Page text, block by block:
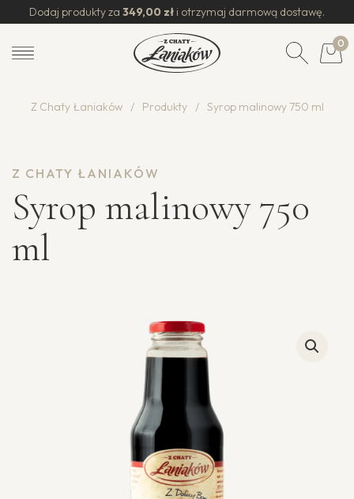
Dodaj produkty za 349,00 zł i otrzymaj darmową dostawę.
0
Z Chaty Łaniaków / Produkty / Syrop malinowy 750 ml
Z CHATY ŁANIAKÓW
Syrop malinowy 750
ml